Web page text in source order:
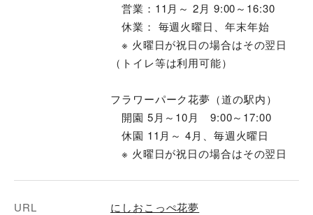
営業：11月～ 2月 9:00～16:30
休業： 毎週火曜日、年末年始
※ 火曜日が祝日の場合はその翌日
（トイレ等は利用可能）
フラワーパーク花夢（道の駅内）
開園 5月～10月 9:00～17:00
休園 11月～ 4月、毎週火曜日
※ 火曜日が祝日の場合はその翌日
URL にしおこっぺ花夢